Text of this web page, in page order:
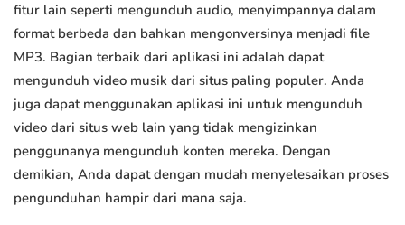
fitur lain seperti mengunduh audio, menyimpannya dalam
format berbeda dan bahkan mengonversinya menjadi file
MP3. Bagian terbaik dari aplikasi ini adalah dapat
mengunduh video musik dari situs paling populer. Anda
juga dapat menggunakan aplikasi ini untuk mengunduh
video dari situs web lain yang tidak mengizinkan
penggunanya mengunduh konten mereka. Dengan
demikian, Anda dapat dengan mudah menyelesaikan proses
pengunduhan hampir dari mana saja.